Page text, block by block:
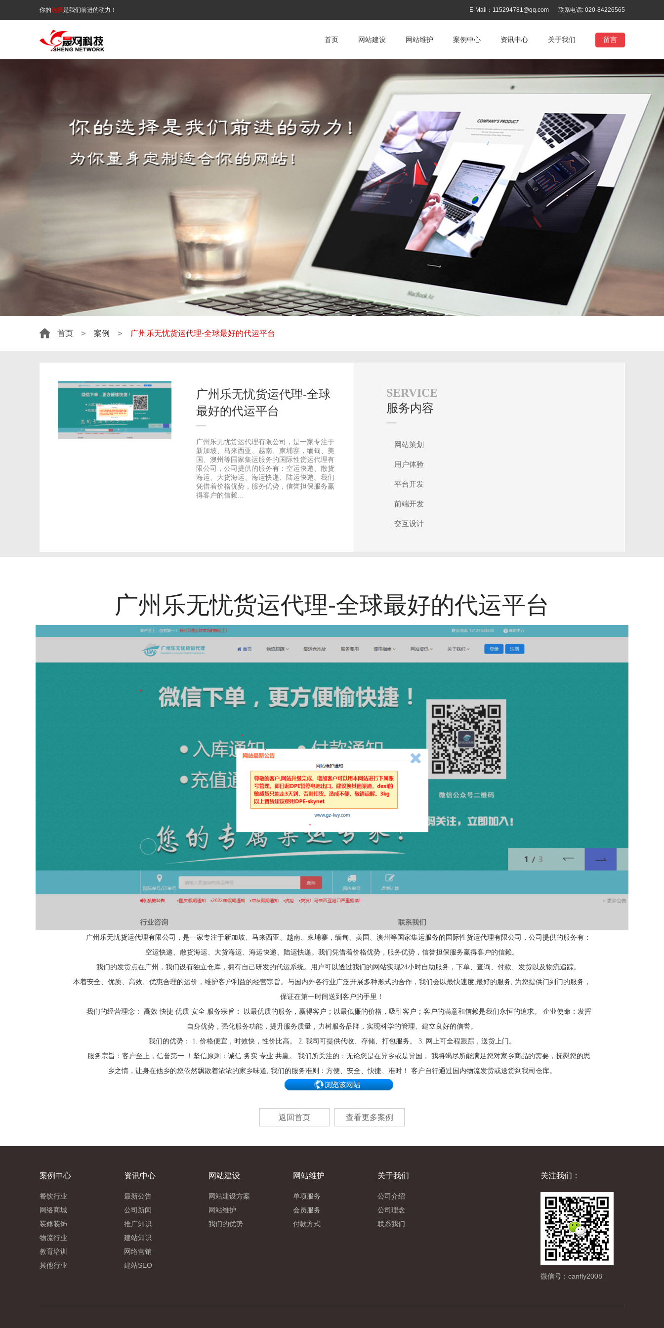
你的选择是我们前进的动力！ E-Mail：115294781@qq.com 联系电话: 020-84226565
首页 网站建设 网站维护 案例中心 资讯中心 关于我们 留言
首页 > 案例 > 广州乐无忧货运代理-全球最好的代运平台
广州乐无忧货运代理-全球
最好的代运平台
广州乐无忧货运代理有限公司，是一家专注于
新加坡、马来西亚、越南、柬埔寨，缅甸、美
国、澳州等国家集运服务的国际性货运代理有
限公司，公司提供的服务有：空运快递、散货
海运、大货海运、海运快递、陆运快递。我们
凭借着价格优势，服务优势，信誉担保服务赢
得客户的信赖...
SERVICE
服务内容
网站策划
用户体验
平台开发
前端开发
交互设计
广州乐无忧货运代理-全球最好的代运平台
广州乐无忧货运代理有限公司， 是一家专注于新加坡、马来西亚、越南、柬埔寨，缅甸、美国、澳州等国家集运服务的国际性货运代理有限公司， 公司提供的服务有：
空运快递、散货海运、大货海运、海运快递、陆运快递。我们凭借着价格优势，服务优势，信誉担保服务赢得客户的信赖。
我们的发货点在广州，我们设有独立仓库，拥有自己研发的代运系统。用户可以透过我们的网站实现24小时自助服务，下单、查询、付款、发货以及物流追踪。
本着安全、优质、高效、优惠合理的运价，维护客户利益的经营宗旨。与国内外各行业广泛开展多种形式的合作，我们会以最快速度,最好的服务, 为您提供门到门的服务，
保证在第一时间送到客户的手里！
我们的经营理念：
高效 快捷 优质 安全 服务宗旨： 以最优质的服务，赢得客户；以最低廉的价格，吸引客户；客户的满意和信赖是我们永恒的追求。 企业使命：发挥
自身优势，强化服务功能，提升服务质量，力树服务品牌，实现科学的管理、建立良好的信誉。
我们的优势： 1. 价格便宜，时效快，性价比高。 2. 我司可提供代收、存储、打包服务。 3. 网上可全程跟踪，送货上门。
服务宗旨：客户至上，信誉第一 ！坚信原则：诚信 务实 专业 共赢。 我们所关注的：无论您是在异乡或是异国， 我将竭尽所能满足您对家乡商品的需要，抚慰您的思
乡之情，让身在他乡的您依然飘散着浓浓的家乡味道, 我们的服务准则：方便、安全、快捷、准时！ 客户自行通过国内物流发货或送货到我司仓库。
返回首页 查看更多案例
案例中心
餐饮行业
网络商城
装修装饰
物流行业
教育培训
其他行业
资讯中心
最新公告
公司新闻
推广知识
建站知识
网络营销
建站SEO
网站建设
网站建设方案
网站维护
我们的优势
网站维护
单项服务
会员服务
付款方式
关于我们
公司介绍
公司理念
联系我们
关注我们：
微信号：canfly2008